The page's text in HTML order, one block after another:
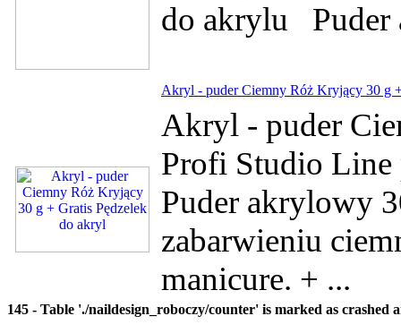
do akrylu Puder
Akryl - puder Ciemny Róż Kryjący 30 g
Akryl - puder
Profi Studio Line
Puder akrylowy
zabarwieniu
manicure. + ...
145 - Table './naildesign_roboczy/counter' is marked as crashed